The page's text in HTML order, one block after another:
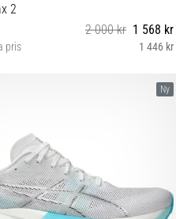
2
2 000 kr 1 568 kr
pris 1 446 kr
Ny